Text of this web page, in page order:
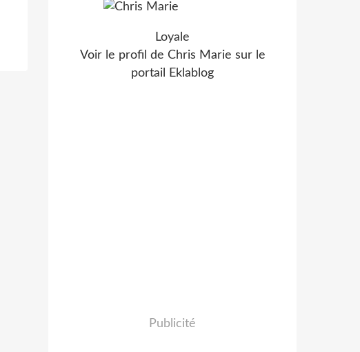
Loyale
Voir le profil de Chris Marie sur le
portail Eklablog
Publicité